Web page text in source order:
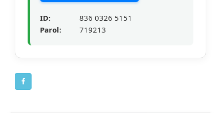
ID:
836 0326 5151
Parol:
719213